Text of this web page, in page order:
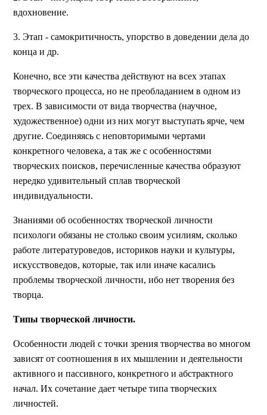
вдохновение.
3. Этап - самокритичность, упорство в доведении дела до
конца и др.
Конечно, все эти качества действуют на всех этапах
творческого процесса, но не преобладанием в одном из
трех. В зависимости от вида творчества (научное,
художественное) одни из них могут выступать ярче, чем
другие. Соединяясь с неповторимыми чертами
конкретного человека, а так же с особенностями
творческих поисков, перечисленные качества образуют
нередко удивительный сплав творческой
индивидуальности.
Знаниями об особенностях творческой личности
психологи обязаны не столько своим усилиям, сколько
работе литературоведов, историков науки и культуры,
искусствоведов, которые, так или иначе касались
проблемы творческой личности, ибо нет творения без
творца.
Типы творческой личности.
Особенности людей с точки зрения творчества во многом
зависят от соотношения в их мышлении и деятельности
активного и пассивного, конкретного и абстрактного
начал. Их сочетание дает четыре типа творческих
личностей.